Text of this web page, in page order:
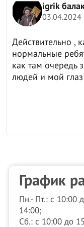
,
Отличная
График
Пн.- Пт.: с 10:00
14:00;
Сб.: с 10:00 до